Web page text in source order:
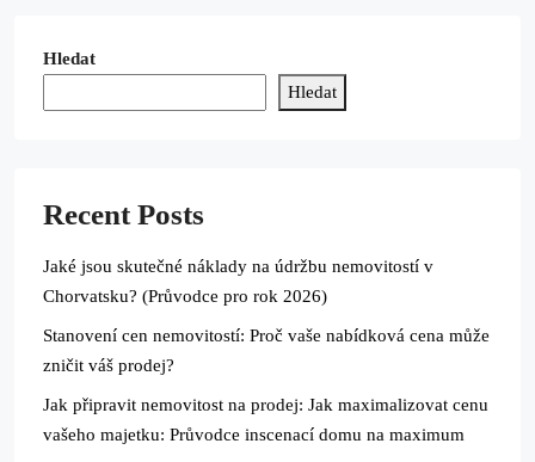
Hledat
Hledat
Recent Posts
Jaké jsou skutečné náklady na údržbu nemovitostí v
Chorvatsku? (Průvodce pro rok 2026)
Stanovení cen nemovitostí: Proč vaše nabídková cena může
zničit váš prodej?
Jak připravit nemovitost na prodej: Jak maximalizovat cenu
vašeho majetku: Průvodce inscenací domu na maximum